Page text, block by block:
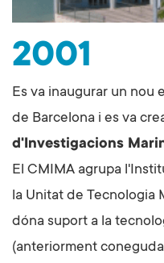
2001
Es va inaugurar un nou
de Barcelona i es va
d'Investigacions
El CMIMA agrupa
la Unitat de Tecnologia
dóna suport a la
(anteriorment